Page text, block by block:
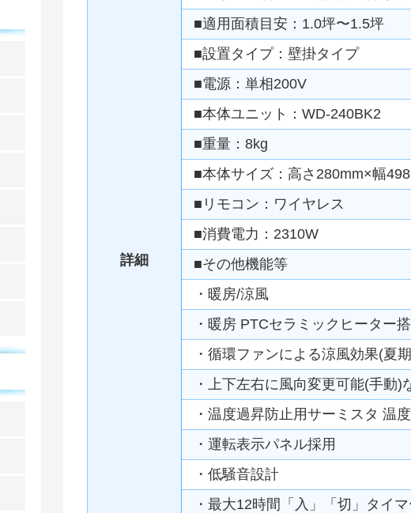
詳細
■適用面積目安：1.0坪〜1.5坪
■設置タイプ：壁掛タイプ
■電源：単相200V
■本体ユニット：WD-240BK2
■重量：8kg
■本体サイズ：高さ280mm×幅
■リモコン：ワイヤレス
■消費電力：2310W
■その他機能等
・暖房/涼風
・暖房 PTCセラミックヒーター
・循環ファンによる涼風効果(夏
・上下左右に風向変更可能(手動)
・温度過昇防止用サーミスタ 温
・運転表示パネル採用
・低騒音設計
・最大12時間「入」「切」タイマ